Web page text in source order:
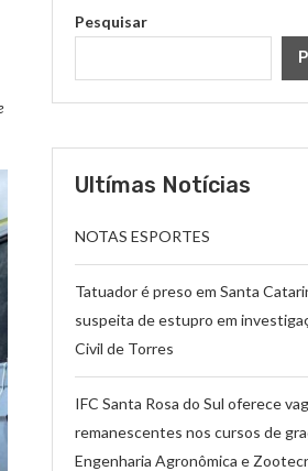
Pesquisar
Ultímas Notícias
NOTAS ESPORTES
Tatuador é preso em Santa
suspeita de estupro em
Civil de Torres
IFC Santa Rosa do Sul oferece
remanescentes nos cursos de
Engenharia Agronômica e